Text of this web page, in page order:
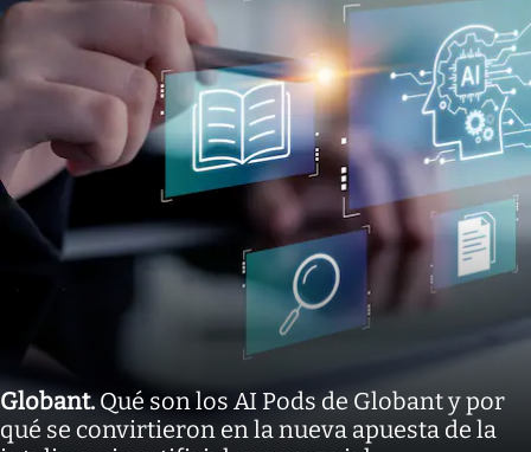
Globant.Qué son los AI Pods de Globant y por
qué se convirtieron en la nueva apuesta de la